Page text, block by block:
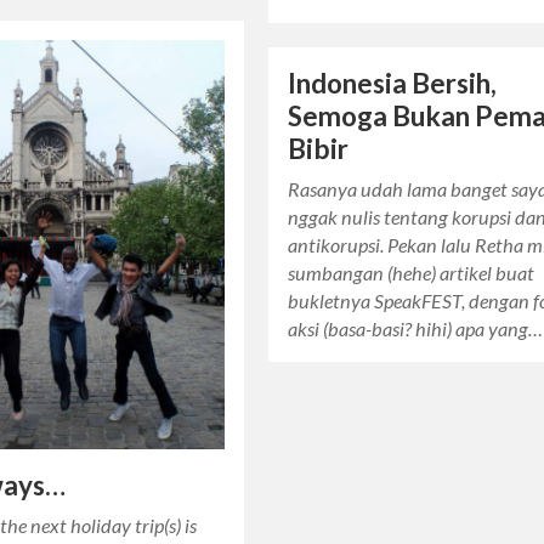
next holiday trip(s) is
Indonesia Bersih,
Semoga Bukan
Bibir
Rasanya udah lama banget
nggak nulis tentang korupsi
antikorupsi. Pekan lalu Retha
sumbangan (hehe) artikel buat
bukletnya SpeakFEST, dengan
aksi (basa-basi? hihi) apa yang…